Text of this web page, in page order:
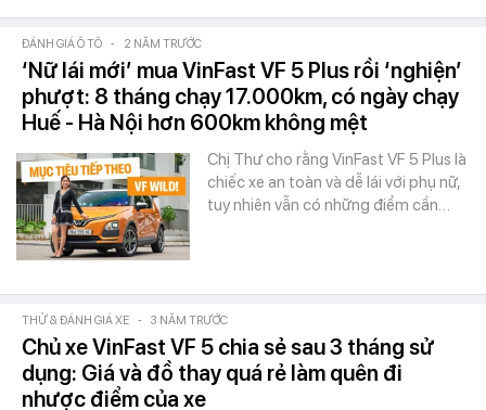
ĐÁNH GIÁ Ô TÔ - 2 NĂM TRƯỚC
‘Nữ lái mới’ mua VinFast VF 5 Plus rồi ‘nghiện’
phượt: 8 tháng chạy 17.000km, có ngày chạy
Huế - Hà Nội hơn 600km không mệt
Chị Thư cho rằng VinFast VF 5 Plus là
chiếc xe an toàn và dễ lái với phụ nữ,
tuy nhiên vẫn có những điểm cần…
THỬ & ĐÁNH GIÁ XE - 3 NĂM TRƯỚC
Chủ xe VinFast VF 5 chia sẻ sau 3 tháng sử
dụng: Giá và đồ thay quá rẻ làm quên đi
nhược điểm của xe